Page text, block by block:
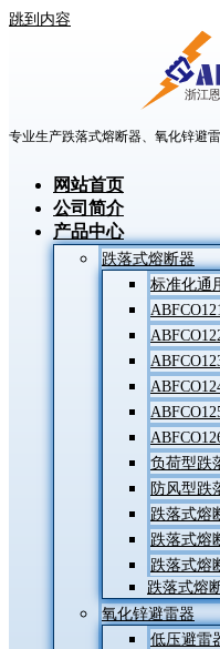
跳到内容
专业生产跌落式熔断器、氧化锌避
网站首页
公司简介
产品中心
跌落式熔断器
标准化通
负荷型跌
防风型跌
跌落式熔
跌落式熔
跌落式熔
跌落式熔
氧化锌避雷器
低压避雷